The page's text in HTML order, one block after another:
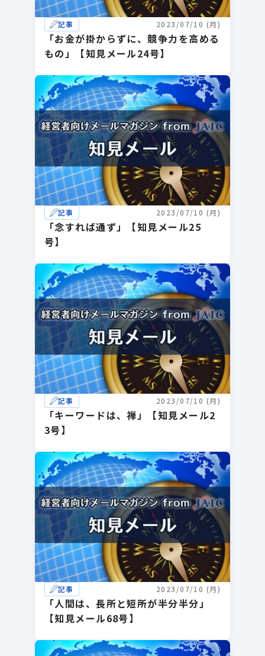
記事 2023/07/10 (月)
「お金が掛からずに、競争力を高める
もの」【知見メール24号】
記事 2023/07/10 (月)
「念すれば通ず」【知見メール25
号】
記事 2023/07/10 (月)
「キーワードは、禅」【知見メール2
3号】
記事 2023/07/10 (月)
「人間は、長所と短所が半分半分」
【知見メール68号】